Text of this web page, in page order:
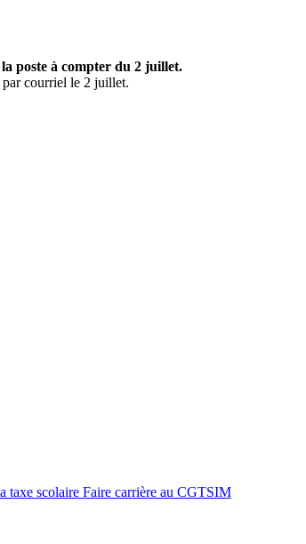
la poste à compter du 2 juillet.
par courriel le 2 juillet.
taxe scolaire Faire carrière au CGTSIM